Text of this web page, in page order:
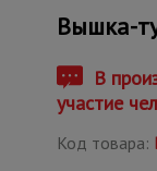
Вышка-
В
участие
Код товара: